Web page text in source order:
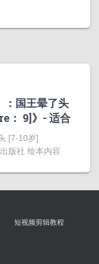
：国王晕了头
9]》- 适合
[7-10岁]
版社 绘本内容
短视频剪辑教程